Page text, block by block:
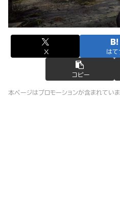
X はて
コピー
本ページはプロモーションが含まれてい